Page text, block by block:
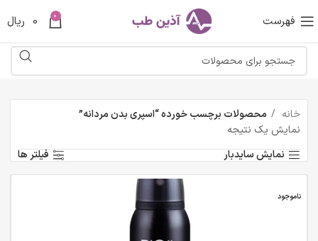
فهرست 0
0 ریال
خانه
محصولات برچسب خورده “اسپری بدن مردانه”
نمایش یک نتیجه
نمایش سایدبار
فیلتر ها
ناموجود